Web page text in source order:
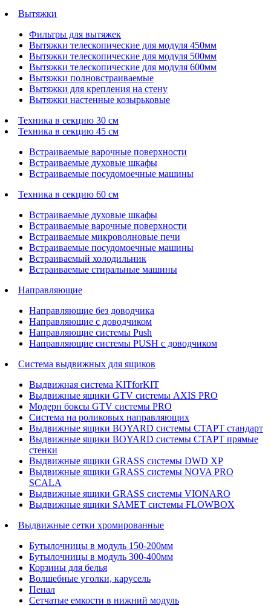
Вытяжки
Фильтры для вытяжек
Вытяжки телескопические для модуля 450мм
Вытяжки телескопические для модуля 500мм
Вытяжки телескопические для модуля 600мм
Вытяжки полновстраиваемые
Вытяжки для крепления на стену
Вытяжки настенные козырьковые
Техника в секцию 30 см
Техника в секцию 45 см
Встраиваемые варочные поверхности
Встраиваемые духовые шкафы
Встраиваемые посудомоечные машины
Техника в секцию 60 см
Встраиваемые духовые шкафы
Встраиваемые варочные поверхности
Встраиваемые микроволновые печи
Встраиваемые посудомоечные машины
Встраиваемый холодильник
Встраиваемые стиральные машины
Направляющие
Направляющие без доводчика
Направляющие с доводчиком
Направляющие системы Push
Направляющие системы PUSH с доводчиком
Система выдвижных для ящиков
Выдвижная система KITforKIT
Выдвижные ящики GTV системы AXIS PRO
Модерн боксы GTV системы PRO
Система на роликовых направляющих
Выдвижные ящики BOYARD системы СТАРТ стандарт
Выдвижные ящики BOYARD системы СТАРТ прямые
стенки
Выдвижные ящики GRASS системы DWD XP
Выдвижные ящики GRASS системы NOVA PRO
SCALA
Выдвижные ящики GRASS системы VIONARO
Выдвижные ящики SAMET системы FLOWBOX
Выдвижные сетки хромированные
Бутылочницы в модуль 150-200мм
Бутылочницы в модуль 300-400мм
Корзины для белья
Волшебные уголки, карусель
Пенал
Cетчатые емкости в нижний модуль